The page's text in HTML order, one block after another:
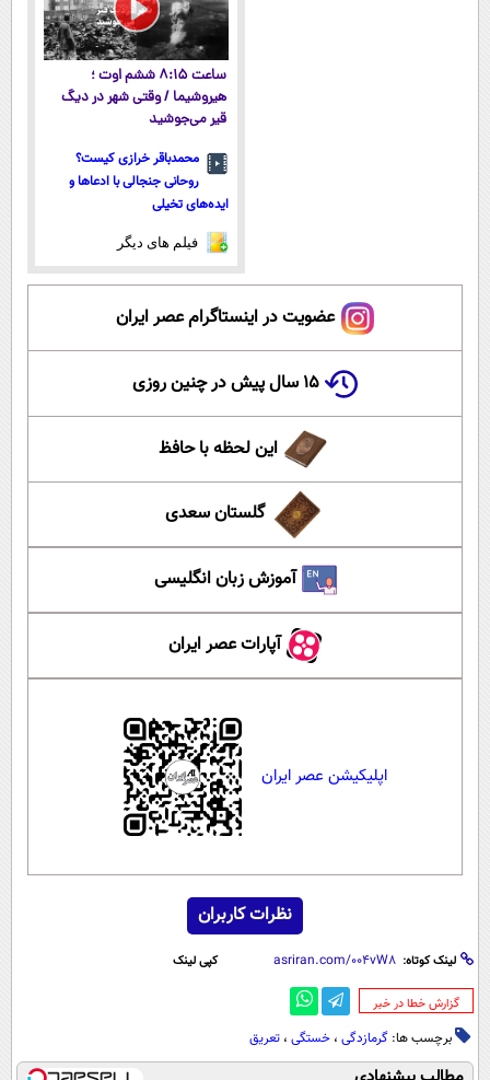
سیاست خارجی
ساعت ۸:۱۵ ششم اوت ؛
هیروشیما / وقتی شهر در دیگ
قیر می‌جوشید
محمدباقر خرازی کیست؟
روحانی جنجالی با ادعاها و
ایده‌های تخیلی
فیلم های دیگر
عضویت در اینستاگرام عصر ایران
۱۵ سال پیش در چنین روزی
این لحظه با حافظ
گلستان سعدی
آموزش زبان انگلیسی
آپارات عصر ایران
اپلیکیشن عصر ایران
نظرات کاربران
لینک کوتاه: کپی لینک
‌گزارش خطا در خبر
برچسب ها: گرمازدگی ، خستگی ، تعریق